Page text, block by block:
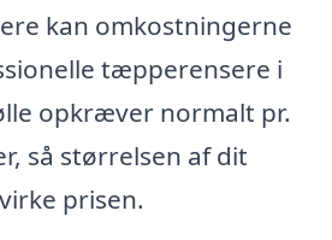
kan omkostningerne
tæpperensere i
opkræver normalt pr.
så størrelsen af dit
prisen.